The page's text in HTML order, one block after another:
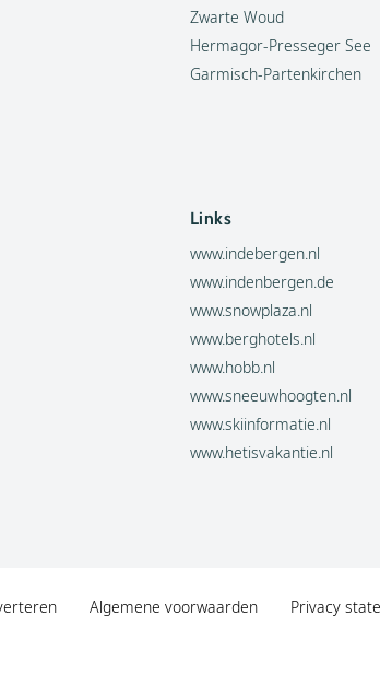
Zwarte Woud
Hermagor-Presseger See
Garmisch-Partenkirchen
Links
www.indebergen.nl
www.indenbergen.de
www.snowplaza.nl
www.berghotels.nl
www.hobb.nl
www.sneeuwhoogten.nl
www.skiinformatie.nl
www.hetisvakantie.nl
Algemene voorwaarden Privacy